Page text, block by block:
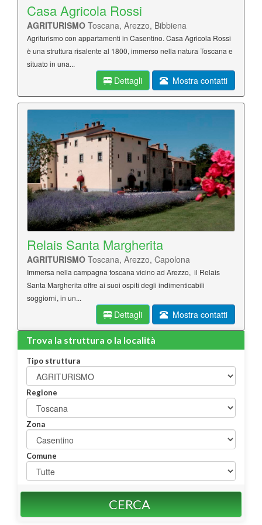
Casa Agricola Rossi
AGRITURISMO Toscana, Arezzo, Bibbiena
Agriturismo con appartamenti in Casentino. Casa Agricola Rossi
è una struttura risalente al 1800, immerso nella natura Toscana e
situato in una...
Dettagli Mostra contatti
Relais Santa Margherita
AGRITURISMO Toscana, Arezzo, Capolona
Immersa nella campagna toscana vicino ad Arezzo, il Relais
Santa Margherita offre ai suoi ospiti degli indimenticabili
soggiorni, in un...
Dettagli Mostra contatti
Trova la struttura o la località
Tipo struttura
Regione
Zona
Comune
CERCA